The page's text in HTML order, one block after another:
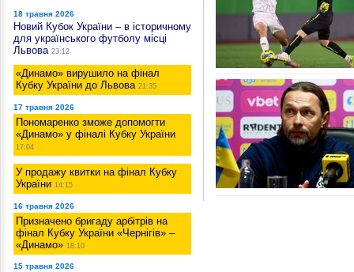
18 травня 2026
Новий Кубок України – в історичному
для українського футболу місці
Львова 23:12
«Динамо» вирушило на фінал
Кубку України до Львова 21:35
17 травня 2026
Пономаренко зможе допомогти
«Динамо» у фіналі Кубку України
17:04
У продажу квитки на фінал Кубку
України 14:15
16 травня 2026
Призначено бригаду арбітрів на
фінал Кубку України «Чернігів» –
«Динамо» 18:10
15 травня 2026